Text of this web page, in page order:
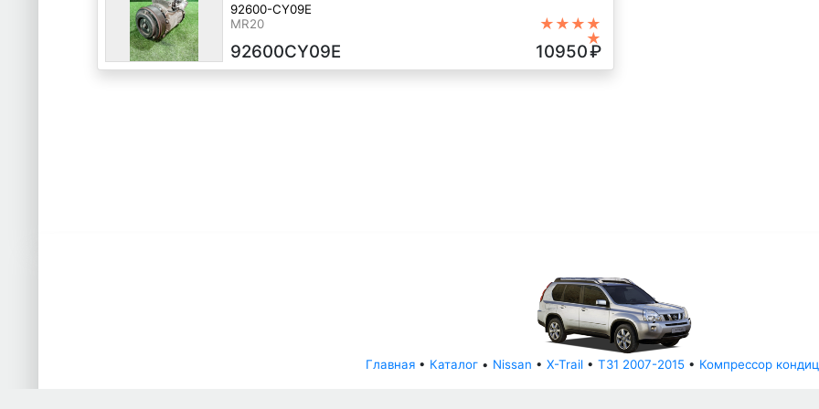
92600-CY09E
MR20
★★★★
★
92600CY09E 10950₽
Главная • Каталог • Nissan • X-Trail • T31 2007-2015 • Компрессор